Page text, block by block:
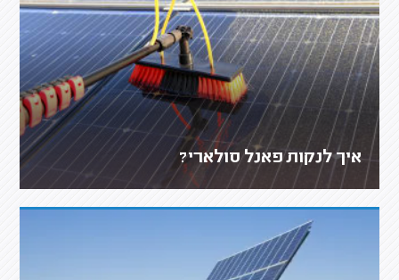
איך לנקות פאנל סולארי?